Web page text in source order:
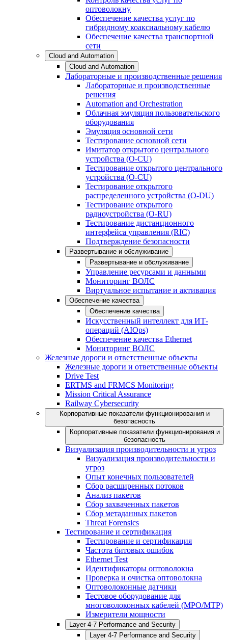
оптоволокну
Обеспечение качества услуг по
гибридному коаксиальному кабелю
Обеспечение качества транспортной
сети
Cloud and Automation
Cloud and Automation
Лабораторные и производственные решения
Лабораторные и производственные
решения
Automation and Orchestration
Облачная эмуляция пользовательского
оборудования
Эмуляция основной сети
Тестирование основной сети
Имитатор открытого центрального
устройства (O-CU)
Тестирование открытого центрального
устройства (O-CU)
Тестирование открытого
распределенного устройства (O-DU)
Тестирование открытого
радиоустройства (O-RU)
Тестирование дистанционного
интерфейса управления (RIC)
Подтверждение безопасности
Развертывание и обслуживание
Развертывание и обслуживание
Управление ресурсами и данными
Мониторинг ВОЛС
Виртуальное испытание и активация
Обеспечение качества
Обеспечение качества
Искусственный интеллект для ИТ-
операций (AIOps)
Обеспечение качества Ethernet
Мониторинг ВОЛС
Железные дороги и ответственные объекты
Железные дороги и ответственные объекты
Drive Test
ERTMS and FRMCS Monitoring
Mission Critical Assurance
Railway Cybersecurity
Корпоративные показатели функционирования и
безопасность
Корпоративные показатели функционирования и
безопасность
Визуализация производительности и угроз
Визуализация производительности и
угроз
Опыт конечных пользователей
Сбор расширенных потоков
Анализ пакетов
Сбор захваченных пакетов
Сбор метаданных пакетов
Threat Forensics
Тестирование и сертификация
Тестирование и сертификация
Частота битовых ошибок
Ethernet Test
Идентификаторы оптоволокна
Проверка и очистка оптоволокна
Оптоволоконные датчики
Тестовое оборудование для
многоволоконных кабелей (MPO/MTP)
Измерители мощности
Layer 4-7 Performance and Security
Layer 4-7 Performance and Security